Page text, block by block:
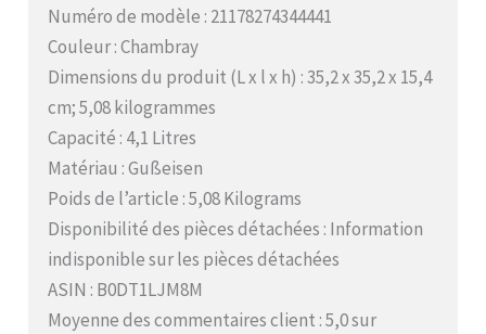
Numéro de modèle : 21178274344441
Couleur : Chambray
Dimensions du produit (L x l x h) : 35,2 x 35,2 x 15,4
cm; 5,08 kilogrammes
Capacité : 4,1 Litres
Matériau : Gußeisen
Poids de l’article : 5,08 Kilograms
Disponibilité des pièces détachées : Information
indisponible sur les pièces détachées
ASIN : B0DT1LJM8M
Moyenne des commentaires client : 5,0 sur